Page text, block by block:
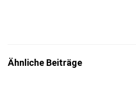
Ähnliche Beiträge